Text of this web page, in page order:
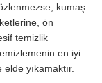
kumaş
ön
temizlik
en iyi
yıkamaktır.